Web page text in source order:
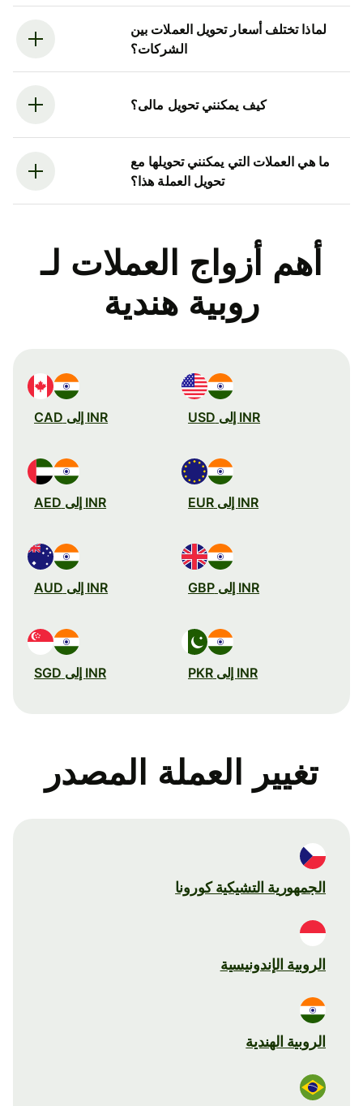
لماذا تختلف أسعار تحويل العملات بين
الشركات؟
كيف يمكنني تحويل مالى؟
ما هي العملات التي يمكنني تحويلها مع
تحويل العملة هذا؟
أهم أزواج العملات لـ
روبية هندية
INR إلى USD INR إلى CAD
INR إلى EUR INR إلى AED
INR إلى GBP INR إلى AUD
INR إلى PKR INR إلى SGD
تغيير العملة المصدر
الجمهورية التشيكية كورونا
الروبية الإندونيسية
الروبية الهندية